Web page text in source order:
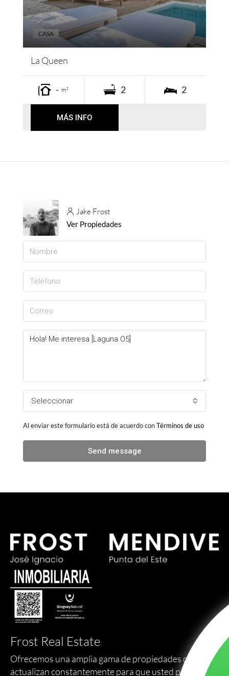
La Queen
- m² 2 2
CASA
MÁS INFO
Jake Frost
Ver Propiedades
Seleccionar
Al enviar este formulario está de acuerdo conTérminos de uso
Send message
Frost Real Estate
Ofrecemos una amplia gama de propiedades que se
actualizan constantemente para que usted pueda